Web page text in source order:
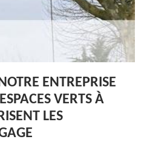
ENTREPRISE
VERTS À
LES